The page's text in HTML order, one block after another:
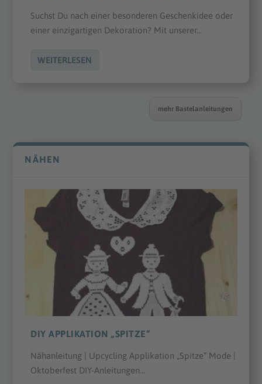
Suchst Du nach einer besonderen Geschenkidee oder
einer einzigartigen Dekoration? Mit unserer...
WEITERLESEN
mehr Bastelanleitungen
NÄHEN
DIY APPLIKATION „SPITZE“
Nähanleitung | Upcycling Applikation „Spitze“ Mode |
Oktoberfest DIY-Anleitungen...